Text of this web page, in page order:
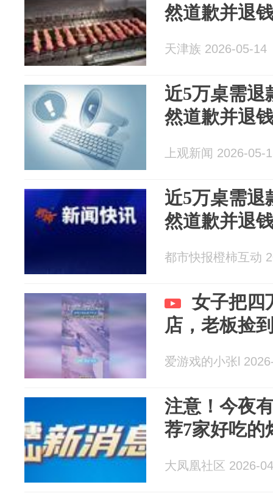
然道歉并退
天津族 2026-05-14
近5万桌需退
然道歉并退
上观新闻 2026-05-
近5万桌需退
然道歉并退
都市快报橙柿互动
女子把四
店，老板捡
爱游戏的小张l
注意！今夜
荐7家好吃的
大凤凰社区 2026-